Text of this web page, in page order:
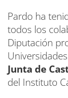
Pardo ha
todos los
Diputación
Junta de
del Instituto